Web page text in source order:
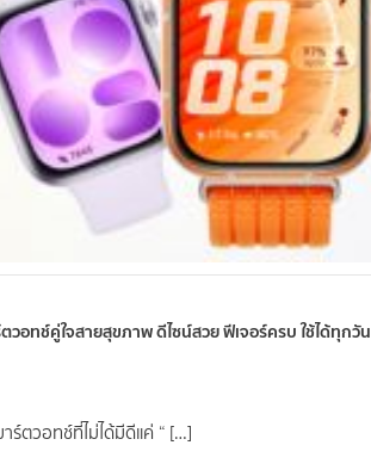
ตวอทช์คู่ใจสายสุขภาพ ดีไซน์สวย ฟีเจอร์ครบ ใช้ได้ทุกวัน
ร์ตวอทช์ที่ไม่ได้มีดีแค่ “ […]